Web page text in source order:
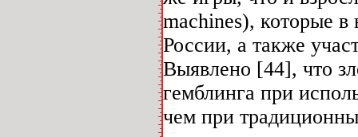
machines), которые в
России, а также
Выявлено [44], что
гемблинга при
чем при